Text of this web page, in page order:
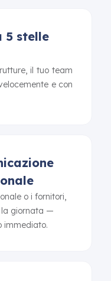
5 stelle
il tuo team
e con
o i fornitori,
la giornata —
immediato.